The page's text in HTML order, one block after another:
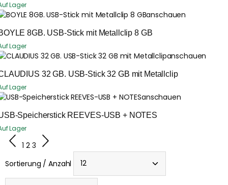
Lager
anschauen
8GB. USB-Stick mit Metallclip 8 GB
Lager
anschauen
32 GB. USB-Stick 32 GB mit Metallclip
Lager
anschauen
Speicherstick REEVES-USB + NOTES
Lager
1 2 3
Sortierung / Anzahl